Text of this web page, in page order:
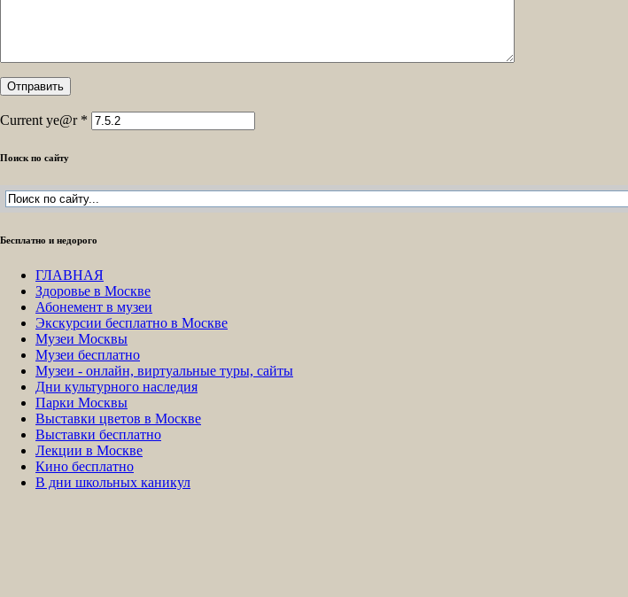
Current ye@r *
Поиск по сайту
Бесплатно и недорого
ГЛАВНАЯ
Здоровье в Москве
Абонемент в музеи
Экскурсии бесплатно в Москве
Музеи Москвы
Музеи бесплатно
Музеи - онлайн, виртуальные туры, сайты
Дни культурного наследия
Парки Москвы
Выставки цветов в Москве
Выставки бесплатно
Лекции в Москве
Кино бесплатно
В дни школьных каникул